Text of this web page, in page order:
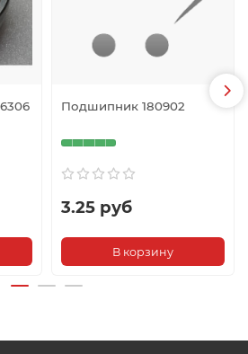
Подшипник 180902
3.25 руб
В корзину